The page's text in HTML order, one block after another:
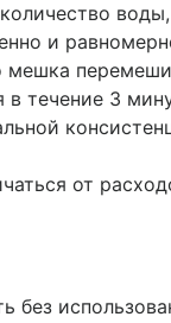
и
мешка
в течение 3
от
без